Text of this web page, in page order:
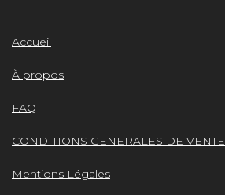
Accueil
À propos
FAQ
CONDITIONS GENERALES DE VENTE
Mentions Légales